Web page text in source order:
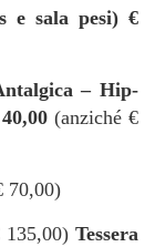
e sala pesi) €
– Hip-
(anziché €
70,00)
135,00)Tessera